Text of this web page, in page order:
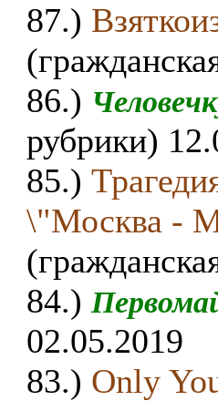
87.)
86.)
рубрики)
85.)
\"Москва -
84.)
02.05.2019
83.) Only